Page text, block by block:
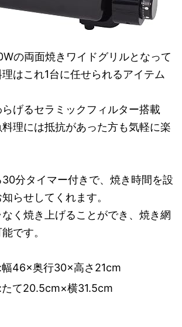
の両面焼きワイドグリルとなって
はこれ1台に任せられるアイテム
げるセラミックフィルター搭載
理には抵抗があった方も気軽に楽
30分タイマー付きで、焼き時間を設
らせしてくれます。
く焼き上げることができ、焼き網
です。
幅46×奥行30×高さ21cm
て20.5cm×横31.5cm